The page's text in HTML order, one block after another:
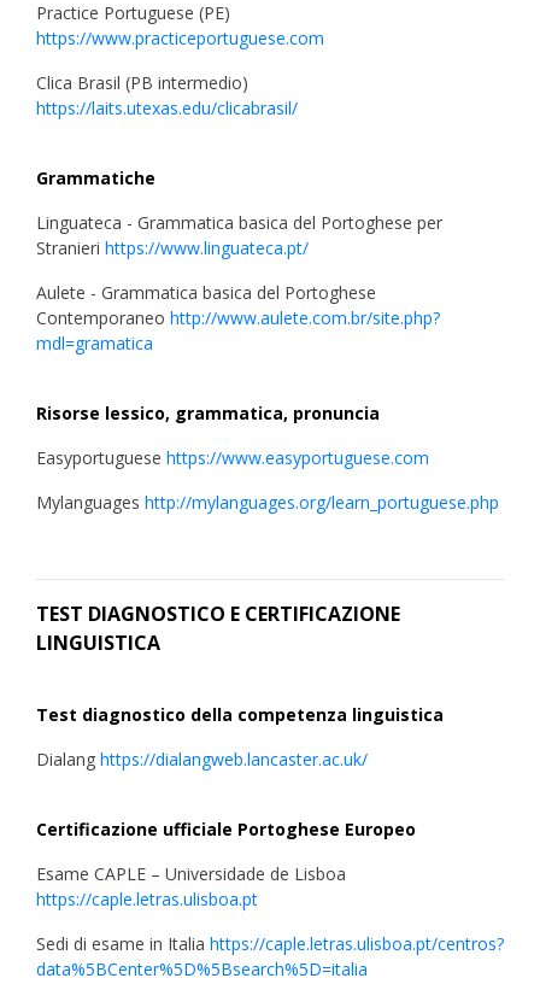
Practice Portuguese (PE)
https://www.practiceportuguese.com
Clica Brasil (PB intermedio)
https://laits.utexas.edu/clicabrasil/
Grammatiche
Linguateca - Grammatica basica del Portoghese per
Stranieri https://www.linguateca.pt/
Aulete - Grammatica basica del Portoghese
Contemporaneo http://www.aulete.com.br/site.php?
mdl=gramatica
Risorse lessico, grammatica, pronuncia
Easyportuguese https://www.easyportuguese.com
Mylanguages http://mylanguages.org/learn_portuguese.php
TEST DIAGNOSTICO E CERTIFICAZIONE
LINGUISTICA
Test diagnostico della competenza linguistica
Dialang https://dialangweb.lancaster.ac.uk/
Certificazione ufficiale Portoghese Europeo
Esame CAPLE – Universidade de Lisboa
https://caple.letras.ulisboa.pt
Sedi di esame in Italia https://caple.letras.ulisboa.pt/centros?
data%5BCenter%5D%5Bsearch%5D=italia